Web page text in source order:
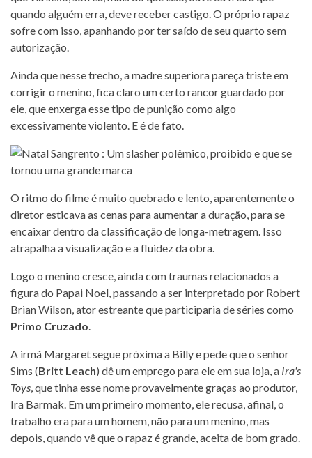
quando alguém erra, deve receber castigo. O próprio rapaz
sofre com isso, apanhando por ter saído de seu quarto sem
autorização.
Ainda que nesse trecho, a madre superiora pareça triste em
corrigir o menino, fica claro um certo rancor guardado por
ele, que enxerga esse tipo de punição como algo
excessivamente violento. E é de fato.
O ritmo do filme é muito quebrado e lento, aparentemente o
diretor esticava as cenas para aumentar a duração, para se
encaixar dentro da classificação de longa-metragem. Isso
atrapalha a visualização e a fluidez da obra.
Logo o menino cresce, ainda com traumas relacionados a
figura do Papai Noel, passando a ser interpretado por Robert
Brian Wilson, ator estreante que participaria de séries como
Primo Cruzado.
A irmã Margaret segue próxima a Billy e pede que o senhor
Sims (Britt Leach) dê um emprego para ele em sua loja, a Ira's
Toys, que tinha esse nome provavelmente graças ao produtor,
Ira Barmak. Em um primeiro momento, ele recusa, afinal, o
trabalho era para um homem, não para um menino, mas
depois, quando vê que o rapaz é grande, aceita de bom grado.